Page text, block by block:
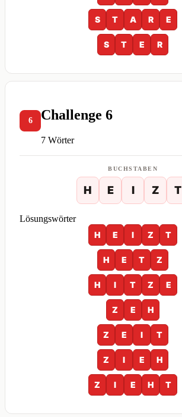
S T A R E
S T E R
6 Challenge 6
7 Wörter
BUCHSTABEN
H E I Z T
Lösungswörter
H
E I Z T
H E T Z
H I T Z E
Z E H
Z E I T
Z I E H
Z I E H T